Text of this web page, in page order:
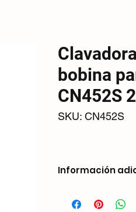
bobina
CN452S
SKU: CN452S
Información
Weight